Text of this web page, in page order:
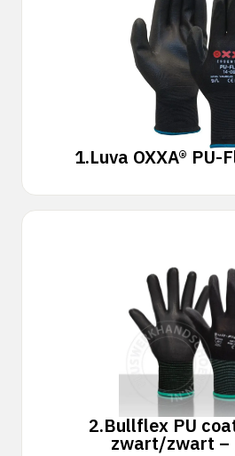
1.Luva OXXA® PU-
2.Bullflex PU
zwart/zwart –